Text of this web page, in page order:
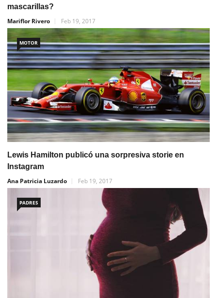
mascarillas?
Mariflor Rivero
Feb 19, 2017
MOTOR
Lewis Hamilton publicó una sorpresiva storie en
Instagram
Ana Patricia Luzardo
Feb 19, 2017
PADRES